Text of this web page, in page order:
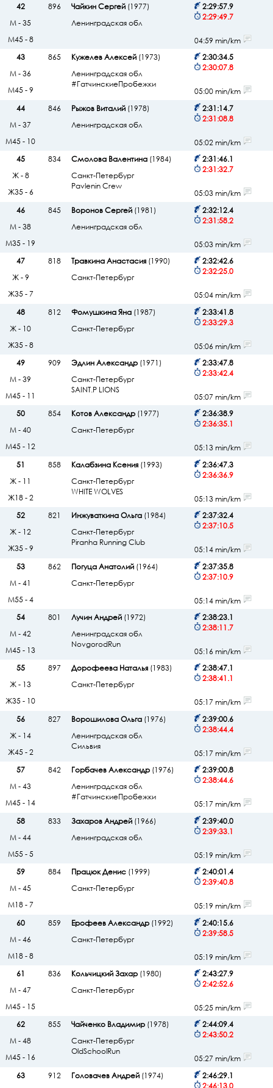
42
896 Чайкин Сергей(1977)
Ленинградская обл
2:29:57.9
2:29:49.7
М - 35
М45 - 8
04:59 min/km
43
865 Кужелев Алексей(1973)
Ленинградская обл
#ГатчинскиеПробежки
2:30:34.5
2:30:07.8
М - 36
М45 - 9
05:00 min/km
44
846 Рыжов Виталий(1978)
Ленинградская обл
2:31:14.7
2:31:08.8
М - 37
М45 - 10
05:02 min/km
45
834 Смолова Валентина(1984)
Санкт-Петербург
Pavlenin Crew
2:31:46.1
2:31:32.7
Ж - 8
Ж35 - 6
05:03 min/km
46
845 Воронов Сергей(1981)
Ленинградская обл
2:32:12.4
2:31:58.2
М - 38
М35 - 19
05:03 min/km
47
818 Травкина Анастасия(1990)
Санкт-Петербург
2:32:42.6
2:32:25.0
Ж - 9
Ж35 - 7
05:04 min/km
48
812 Фомушкина Яна(1987)
Санкт-Петербург
2:33:41.8
2:33:29.3
Ж - 10
Ж35 - 8
05:06 min/km
49
909 Эдлин Александр(1971)
Санкт-Петербург
SAINT.P LIONS
2:33:47.8
2:33:42.4
М - 39
М45 - 11
05:07 min/km
50
854 Котов Александр(1977)
Санкт-Петербург
2:36:38.9
2:36:35.1
М - 40
М45 - 12
05:13 min/km
51
858 Калабзина Ксения(1993)
Санкт-Петербург
WHITE WOLVES
2:36:47.3
2:36:36.9
Ж - 11
Ж18 - 2
05:13 min/km
52
821 Инжуваткина Ольга(1984)
Санкт-Петербург
Piranha Running Club
2:37:32.4
2:37:10.5
Ж - 12
Ж35 - 9
05:14 min/km
53
862 Погуца Анатолий(1964)
Санкт-Петербург
2:37:35.8
2:37:10.9
М - 41
М55 - 4
05:14 min/km
54
801 Лучин Андрей(1972)
Ленинградская обл
NovgorodRun
2:38:23.1
2:38:11.7
М - 42
М45 - 13
05:16 min/km
55
897 Дорофеева Наталья(1983)
Санкт-Петербург
2:38:47.1
2:38:41.1
Ж - 13
Ж35 - 10
05:17 min/km
56
827 Ворошилова Ольга(1976)
Ленинградская обл
Сильвия
2:39:00.6
2:38:44.4
Ж - 14
Ж45 - 2
05:17 min/km
57
842 Горбачев Александр(1976)
Ленинградская обл
#ГатчинскиеПробежки
2:39:00.8
2:38:44.6
М - 43
М45 - 14
05:17 min/km
58
833 Захаров Андрей(1966)
Ленинградская обл
2:39:40.0
2:39:33.1
М - 44
М55 - 5
05:19 min/km
59
884 Працюк Денис(1999)
Санкт-Петербург
2:40:01.4
2:39:40.8
М - 45
М18 - 7
05:19 min/km
60
859 Ерофеев Александр(1992)
Санкт-Петербург
2:40:15.6
2:39:58.5
М - 46
М18 - 8
05:19 min/km
61
836 Кольчицкий Захар(1980)
Санкт-Петербург
2:43:27.9
2:42:52.6
М - 47
М45 - 15
05:25 min/km
62
855 Чайченко Владимир(1978)
Санкт-Петербург
OldSchoolRun
2:44:09.4
2:43:50.2
М - 48
М45 - 16
05:27 min/km
63
912 Головачев Андрей(1974)
2:46:29.1
2:46:13.0